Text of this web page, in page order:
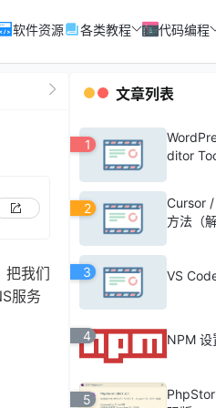
软件资源 各类教程 代码编程
把我们
服务
文章列表
1
ditor
2
Cursor
方法（
3
VS
4
NPM 设
5